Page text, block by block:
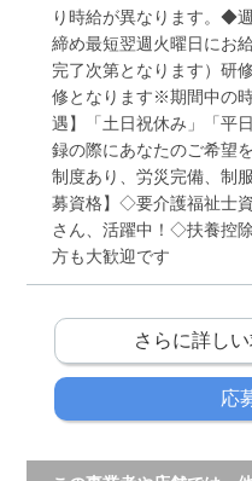
り時給が異なります。◆
締め最短翌週火曜日にお
完了次第となります）研
修となります※期間中の
遇】「土日祝休み」「平
録の際にあなたのご希望
制度あり、労災完備、制
募資格】◇要介護福祉士
さん、活躍中！◇扶養控
方も大歓迎です
さらに詳し
応